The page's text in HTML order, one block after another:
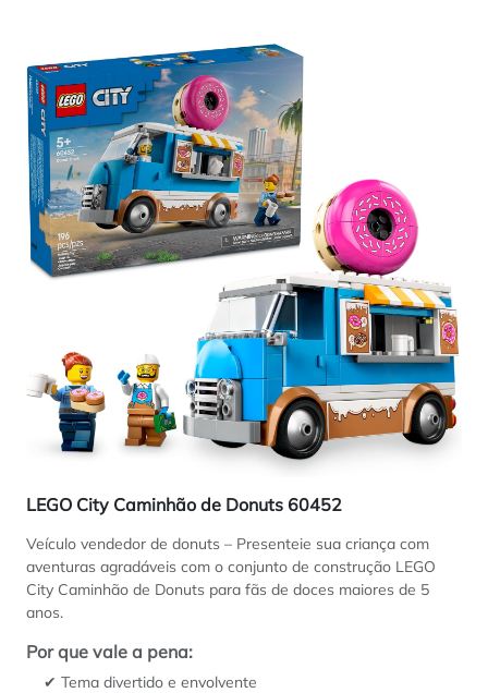
LEGO City Caminhão de Donuts 60452
Veículo vendedor de donuts – Presenteie sua criança com
aventuras agradáveis com o conjunto de construção LEGO
City Caminhão de Donuts para fãs de doces maiores de 5
anos.
Por que vale a pena:
✔ Tema divertido e envolvente